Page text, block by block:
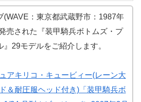
(WAVE：東京都武蔵野市：1987年
売された『装甲騎兵ボトムズ・プ
』29モデルをご紹介します。
アキリコ・キュービィー(レーン大
＆耐圧服ヘッド付き)「装甲騎兵ボ